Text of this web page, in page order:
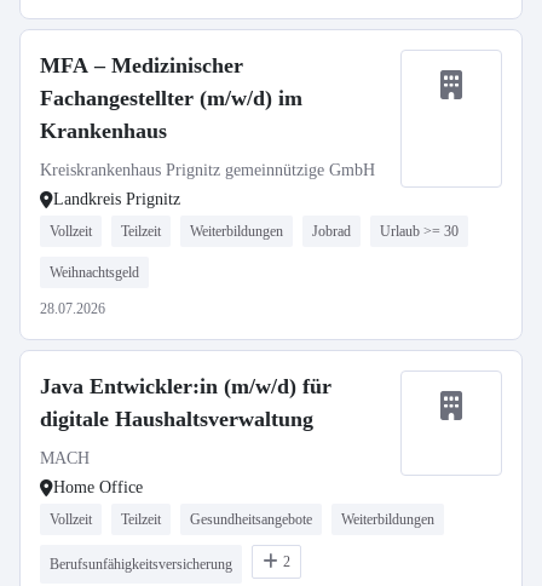
MFA – Medizinischer
Fachangestellter (m/w/d) im
Krankenhaus
Kreiskrankenhaus Prignitz gemeinnützige GmbH
Landkreis Prignitz
Vollzeit Teilzeit Weiterbildungen Jobrad Urlaub >= 30
Weihnachtsgeld
28.07.2026
Java Entwickler:in (m/w/d) für
digitale Haushaltsverwaltung
MACH
Home Office
Vollzeit Teilzeit Gesundheitsangebote Weiterbildungen
Berufsunfähigkeitsversicherung 2